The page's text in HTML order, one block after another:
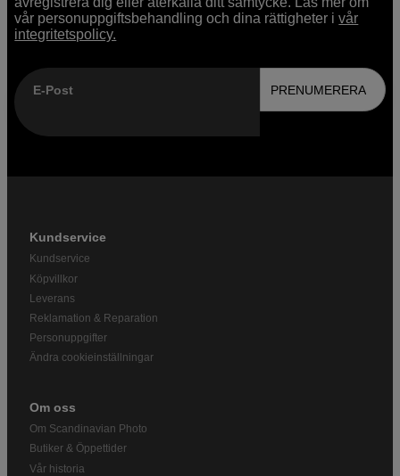
vår personuppgiftsbehandling och dina rättigheter ivår
integritetspolicy.
E-Post PRENUMERERA
Kundservice
Kundservice
Köpvillkor
Leverans
Reklamation & Reparation
Personuppgifter
Ändra cookieinställningar
Om oss
Om Scandinavian Photo
Butiker & Öppettider
Vår historia